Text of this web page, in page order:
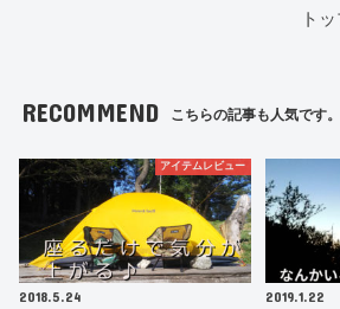
ト
RECOMMEND こちらの記事も人気です。
アイテムレビュー
2018.5.24
2019.1.22